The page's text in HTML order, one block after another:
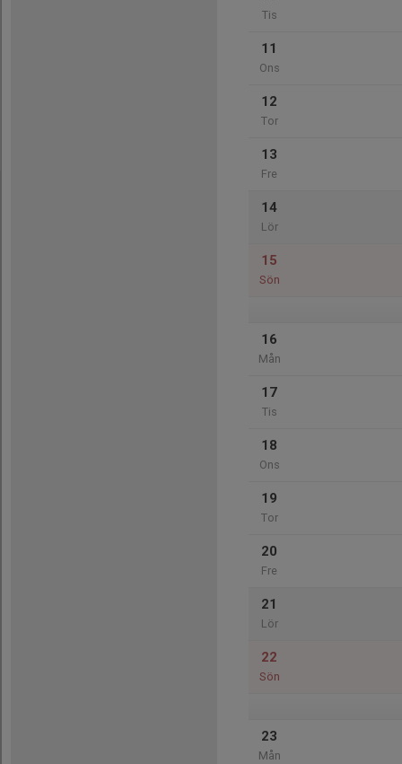
Tis
11
Ons
12
Tor
13
Fre
14
Lör
15
Sön
16
Mån
17
Tis
18
Ons
19
Tor
20
Fre
21
Lör
22
Sön
23
Mån